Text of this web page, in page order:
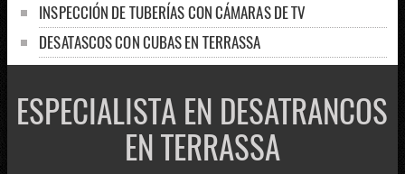
INSPECCIÓN DE TUBERÍAS CON CÁMARAS DE TV
DESATASCOS CON CUBAS EN TERRASSA
CONTRATAR EMPRESAS DE DESATASCOS
DESATASCOS DE ALCANTARILLAS
VACIADO PROFESIONAL DE FOSAS SÉPTICAS
LIMPIAR POZOS NEGROS CON CAMIÓN CUBA
ESPECIALISTA EN DESATRANCOS
EN TERRASSA